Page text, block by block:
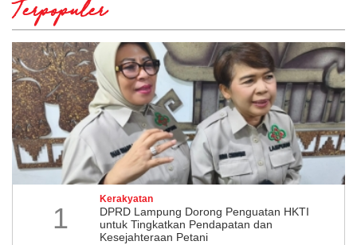
Terpopuler
1
Kerakyatan
DPRD Lampung Dorong Penguatan HKTI
untuk Tingkatkan Pendapatan dan
Kesejahteraan Petani